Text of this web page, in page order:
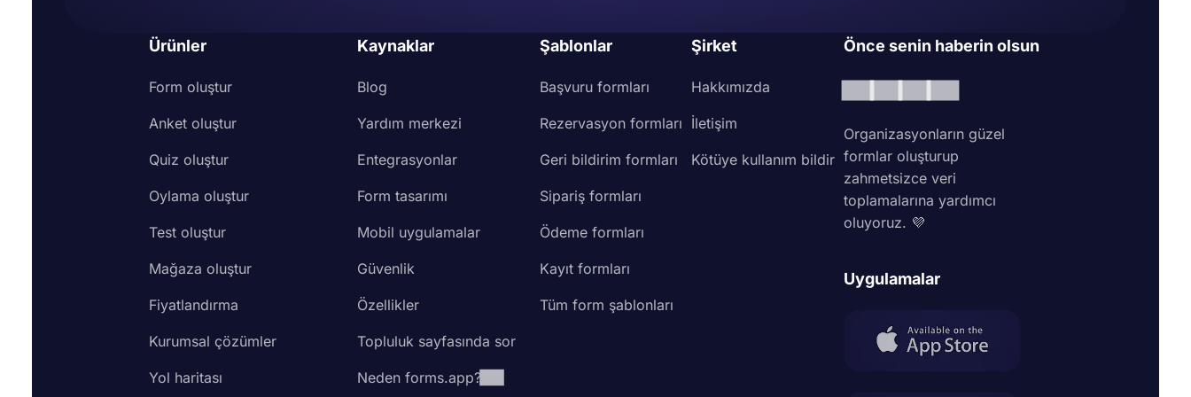
Ürünler
Form oluştur
Anket oluştur
Quiz oluştur
Oylama oluştur
Test oluştur
Mağaza oluştur
Fiyatlandırma
Kurumsal çözümler
Yol haritası
Kaynaklar
Blog
Yardım merkezi
Entegrasyonlar
Form tasarımı
Mobil uygulamalar
Güvenlik
Özellikler
Topluluk sayfasında sor
Neden forms.app?
Şablonlar
Başvuru formları
Rezervasyon formları
Geri bildirim formları
Sipariş formları
Ödeme formları
Kayıt formları
Tüm form şablonları
Şirket
Hakkımızda
İletişim
Kötüye kullanım bildir
Önce senin haberin olsun
Organizasyonların güzel
formlar oluşturup
zahmetsizce veri
toplamalarına yardımcı
oluyoruz. 💜
Uygulamalar